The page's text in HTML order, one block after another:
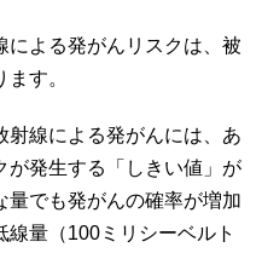
による発がんリスクは、被
す。
射線による発がんには、あ
が発生する「しきい値」が
量でも発がんの確率が増加
量（100ミリシーベルト